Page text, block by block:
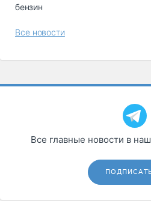
бензин
Все новости
Все главные новости в